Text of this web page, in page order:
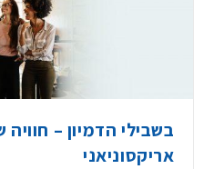
בשבילי הדמיון –
אריקסוניאני